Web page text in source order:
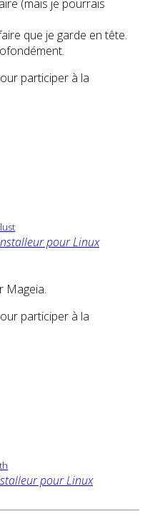
(mais je pourrais
que je garde en tête.
participer à la
pour Linux
Mageia.
participer à la
pour Linux